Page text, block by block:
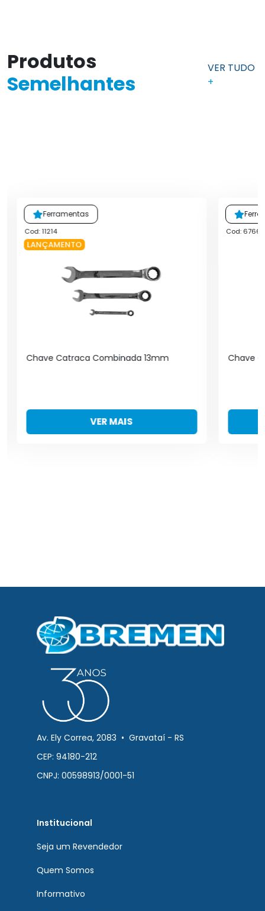
Produtos
Semelhantes
VER TUDO
+
Ferramentas
LANÇAMENTO
Cod: 11214
Chave Catraca Combinada 13mm
VER MAIS
Cod: 6766
Chave
Av. Ely Correa, 2083 • Gravataí - RS
CEP: 94180-212
CNPJ: 00598913/0001-51
Institucional
Seja um Revendedor
Quem Somos
Informativo